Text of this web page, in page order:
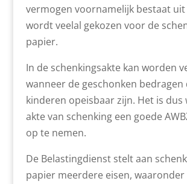
vermogen voornamelijk bestaat
wordt veelal gekozen voor de
papier.
In de schenkingsakte kan worden
wanneer de geschonken
kinderen opeisbaar zijn. Het is dus
akte van schenking een goede
op te nemen.
De Belastingdienst stelt aan
papier meerdere eisen,